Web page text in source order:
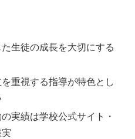
生徒の成長を大切にする
重視する指導が特色とし
実績は学校公式サイト・